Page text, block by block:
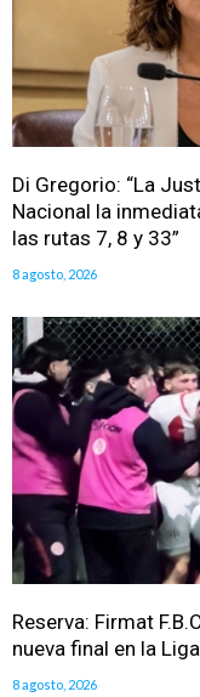
Di Gregorio: “La
Nacional la
las rutas 7, 8 y 33”
8 agosto, 2026
Reserva: Firmat
nueva final en la
8 agosto, 2026